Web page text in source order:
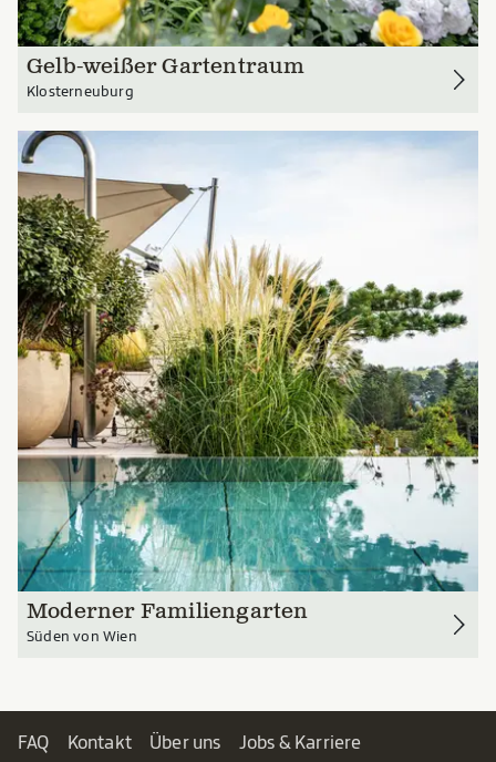
Gelb-weißer Gartentraum
Klosterneuburg
Moderner Familiengarten
Süden von Wien
FAQ Kontakt Über uns Jobs & Karriere